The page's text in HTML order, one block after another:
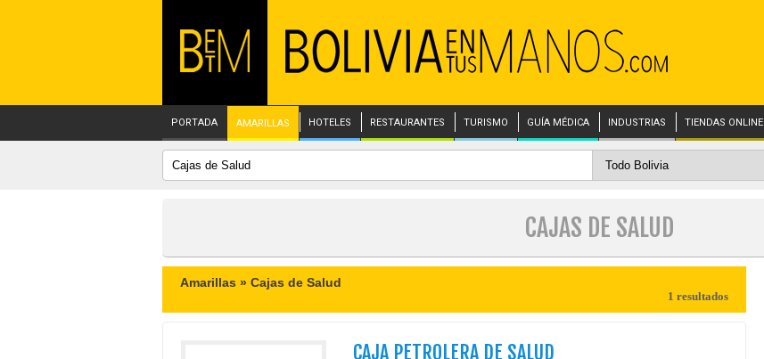
PORTADA AMARILLAS HOTELES RESTAURANTES TURISMO GUÍA MÉDICA INDUSTRIAS TIENDAS ONLINE
CAJAS DE SALUD
Amarillas » Cajas de Salud
1 resultados
CAJA PETROLERA DE SALUD